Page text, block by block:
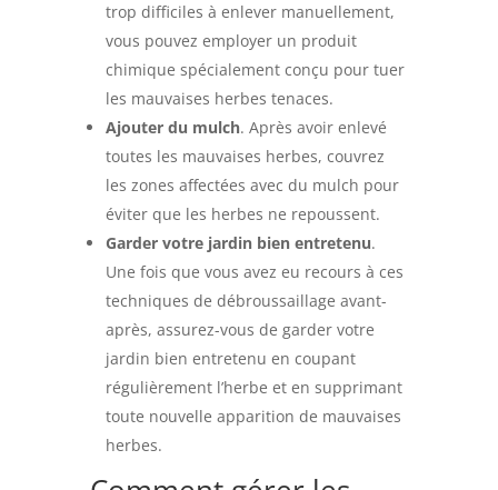
trop difficiles à enlever manuellement,
vous pouvez employer un produit
chimique spécialement conçu pour tuer
les mauvaises herbes tenaces.
Ajouter du mulch. Après avoir enlevé
toutes les mauvaises herbes, couvrez
les zones affectées avec du mulch pour
éviter que les herbes ne repoussent.
Garder votre jardin bien entretenu.
Une fois que vous avez eu recours à ces
techniques de débroussaillage avant-
après, assurez-vous de garder votre
jardin bien entretenu en coupant
régulièrement l’herbe et en supprimant
toute nouvelle apparition de mauvaises
herbes.